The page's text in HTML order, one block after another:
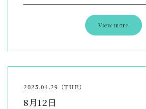
View more
2025.04.29（TUE）
8月12日